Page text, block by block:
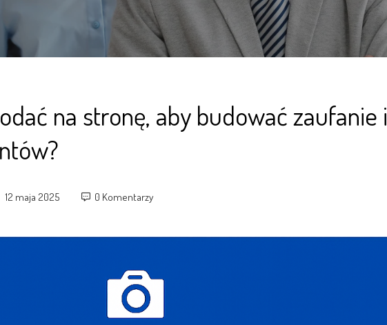
na stronę, aby budować zaufanie i
12 maja 2025 0 Komentarzy